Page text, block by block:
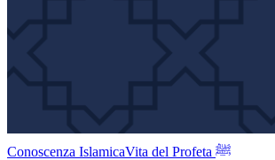
Conoscenza Islamica
Vita del Profeta ﷺ